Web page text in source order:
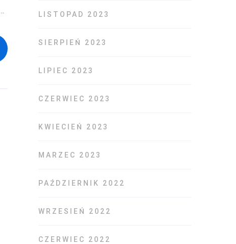
LISTOPAD 2023
SIERPIEŃ 2023
LIPIEC 2023
CZERWIEC 2023
KWIECIEŃ 2023
MARZEC 2023
PAŹDZIERNIK 2022
WRZESIEŃ 2022
CZERWIEC 2022